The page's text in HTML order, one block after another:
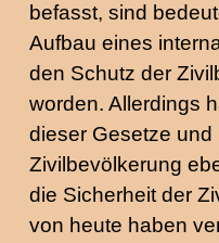
befasst, sind
Aufbau eines
den Schutz der
worden. Allerdings
dieser Gesetze
Zivilbevölkerung
die Sicherheit der
von heute haben